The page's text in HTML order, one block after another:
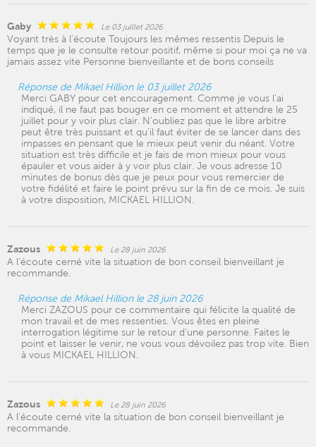
Gaby Le 03 juillet 2026
Voyant très à l’écoute Toujours les mêmes ressentis Depuis le
temps que je le consulte retour positif, même si pour moi ça ne va
jamais assez vite Personne bienveillante et de bons conseils
Réponse de Mikael Hillion le 03 juillet 2026
Merci GABY pour cet encouragement. Comme je vous l'ai
indiqué, il ne faut pas bouger en ce moment et attendre le 25
juillet pour y voir plus clair. N'oubliez pas que le libre arbitre
peut être très puissant et qu'il faut éviter de se lancer dans des
impasses en pensant que le mieux peut venir du néant. Votre
situation est très difficile et je fais de mon mieux pour vous
épauler et vous aider à y voir plus clair. Je vous adresse 10
minutes de bonus dès que je peux pour vous remercier de
votre fidélité et faire le point prévu sur la fin de ce mois. Je suis
à votre disposition, MICKAEL HILLION.
Zazous Le 28 juin 2026
A l'écoute cerné vite la situation de bon conseil bienveillant je
recommande.
Réponse de Mikael Hillion le 28 juin 2026
Merci ZAZOUS pour ce commentaire qui félicite la qualité de
mon travail et de mes ressenties. Vous êtes en pleine
interrogation légitime sur le retour d'une personne. Faites le
point et laisser le venir, ne vous vous dévoilez pas trop vite. Bien
à vous MICKAEL HILLION.
Zazous Le 28 juin 2026
A l'écoute cerné vite la situation de bon conseil bienveillant je
recommande.